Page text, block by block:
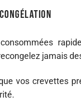
jamais
vos crevettes